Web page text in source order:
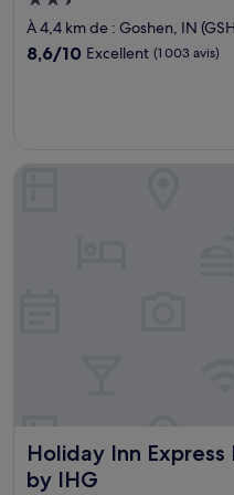
2.5 étoiles
À 4,4 km de : Goshen, IN
8.6
8,6/10 Excellent (1 003 avis)
Holiday Inn
by IHG
Holiday Inn Express
Holiday Inn Express Hotel